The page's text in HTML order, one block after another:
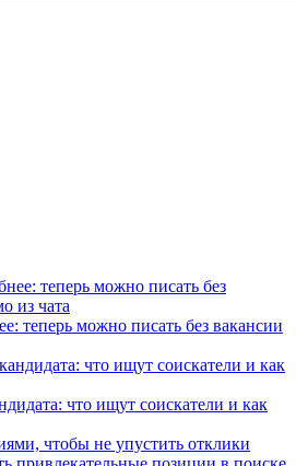
теперь можно писать без вакансии
что ищут соискатели и как